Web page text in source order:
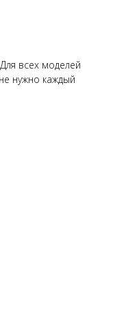
всех моделей
нужно каждый